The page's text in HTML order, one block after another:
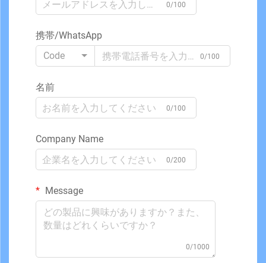
0/100
携帯/WhatsApp
Code
0/100
名前
0/100
Company Name
0/200
Message
0/1000